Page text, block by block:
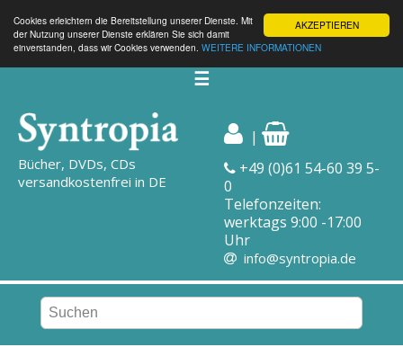
AKZEPTIEREN
Cookies erleichtern die Bereitstellung unserer Dienste. Mit
der Nutzung unserer Dienste erklären Sie sich damit
einverstanden, dass wir Cookies verwenden. WEITERE INFORMATIONEN
☰
Bücher, DVDs, CDs
versandkostenfrei in DE
|
+49 (0)61 54-60 39 5-
0
Telefonzeiten:
werktags 9:00 -17:00
Uhr
info@syntropia.de